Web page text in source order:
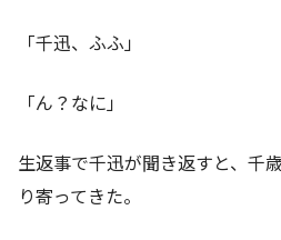
「千迅、ふふ」
「ん？なに」
生返事で千迅が聞き返すと、千
り寄ってきた。